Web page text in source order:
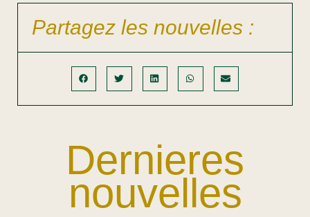
Partagez les nouvelles :
Dernieres
nouvelles